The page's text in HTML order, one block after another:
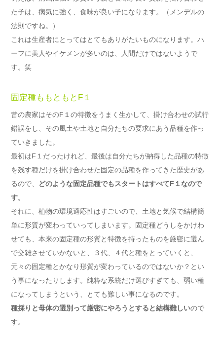
た子は、病気に強く、食味が良い子になります。（メンデルの
法則ですね。）
これは生産者にとってはとてもありがたいものになります。ハ
ーフに美人やイケメンが多いのは、人間だけではないようで
す。笑
固定種ももともとF１
昔の農家はそのF１の特徴をうまく生かして、掛け合わせの試行
錯誤をし、その風土や土地と自分たちの要求にあう品種を作っ
ていきました。
最初はF１だったけれど、最後は自分たちが納得した品種の特徴
を残す種だけを掛け合わせた固定の品種を作ってきた歴史があ
るので、
どのような固定品種でもスタートはすべてF１なので
す。
それに、植物の環境適応性はすごいので、土地と気候で結構簡
単に形質が変わっていってしまいます。固定種どうしをかけわ
せても、本来の固定種の形質と特徴を持ったものを厳密に選ん
で交雑させていかないと、３代、４代と種をとっていくと、
元々の固定種とかなり形質が変わっているのではないか？とい
う事になったりします。純粋な系統だけ選びすぎても、弱い種
になってしまうという、とても難しい事になるのです。
種採りと母体の選別って厳密にやろうとすると結構難しいので
す。